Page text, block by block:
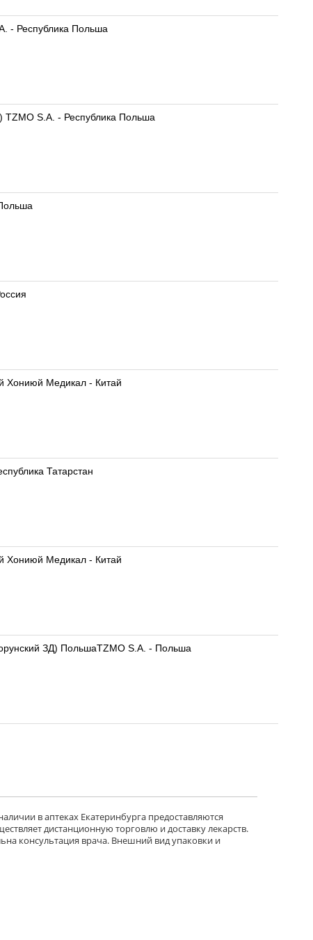
- Республика Польша
TZMO S.A. - Республика Польша
Хониюй Медикал - Китай
Татарстан
Хониюй Медикал - Китай
ЗД) ПольшаTZMO S.A. - Польша
в аптеках Екатеринбурга предоставляются
дистанционную торговлю и доставку лекарств.
консультация врача. Внешний вид упаковки и